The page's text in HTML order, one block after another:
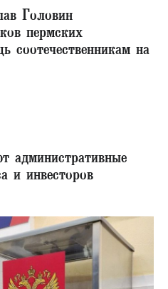
Головин
пермских
соотечественникам на
административные
и инвесторов